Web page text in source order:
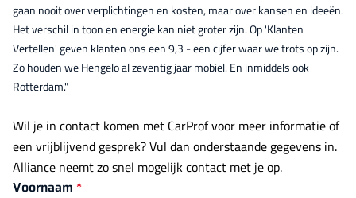
gaan nooit over verplichtingen en kosten, maar over kansen en ideeën.
Het verschil in toon en energie kan niet groter zijn. Op 'Klanten
Vertellen' geven klanten ons een 9,3 - een cijfer waar we trots op zijn.
Zo houden we Hengelo al zeventig jaar mobiel. En inmiddels ook
Rotterdam."
Wil je in contact komen met CarProf voor meer informatie of
een vrijblijvend gesprek? Vul dan onderstaande gegevens in.
Alliance neemt zo snel mogelijk contact met je op.
Voornaam